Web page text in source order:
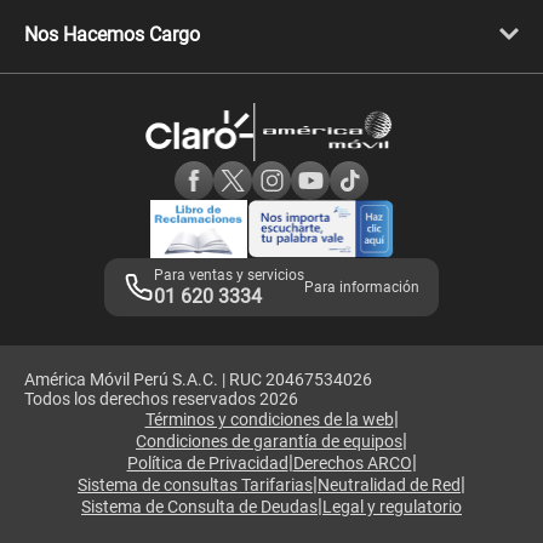
Celulares Motorola
Llamada por llamada
Comprobantes electrónicos
Consulta de IMEI
Nos Hacemos Cargo
Consulta de reclamos
Adquirientes iPhone 6, 6S y SE
Mensaje de Seguridad
Términos y Condiciones de Tienda Claro
Libro de Reclamaciones
Legales de marketplace
Para ventas y servicios
01 620 3334 Para información
América Móvil Perú S.A.C. | RUC 20467534026
Todos los derechos reservados 2026
Términos y condiciones de la web|
Condiciones de garantía de equipos|
Política de Privacidad|Derechos ARCO|
Sistema de consultas Tarifarias|Neutralidad de Red|
Sistema de Consulta de Deudas|Legal y regulatorio